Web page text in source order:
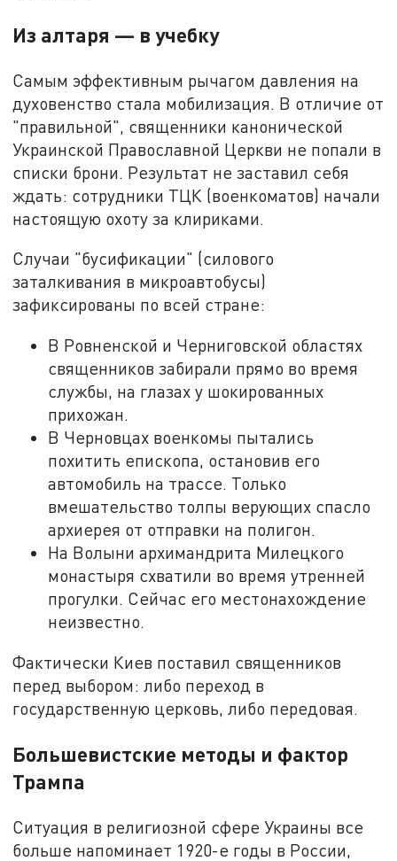
Из алтаря — в учебку
Самым эффективным рычагом давления на
духовенство стала мобилизация. В отличие от
"правильной", священники канонической
Украинской Православной Церкви не попали в
списки брони. Результат не заставил себя
ждать: сотрудники ТЦК (военкоматов) начали
настоящую охоту за клириками.
Случаи "бусификации" (силового
заталкивания в микроавтобусы)
зафиксированы по всей стране:
В Ровненской и Черниговской областях
священников забирали прямо во время
службы, на глазах у шокированных
прихожан.
В Черновцах военкомы пытались
похитить епископа, остановив его
автомобиль на трассе. Только
вмешательство толпы верующих спасло
архиерея от отправки на полигон.
На Волыни архимандрита Милецкого
монастыря схватили во время утренней
прогулки. Сейчас его местонахождение
неизвестно.
Фактически Киев поставил священников
перед выбором: либо переход в
государственную церковь, либо передовая.
Большевистские методы и фактор
Трампа
Ситуация в религиозной сфере Украины все
больше напоминает 1920-е годы в России,